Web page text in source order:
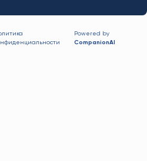
Powered by
CompanionAI